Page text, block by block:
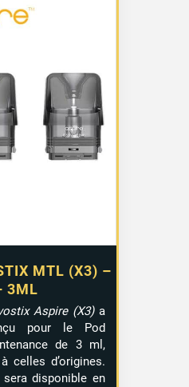
MTL (X3) –
3ML
Aspire (X3)a
pour le Pod
de 3 ml,
celles d’origines.
disponible en